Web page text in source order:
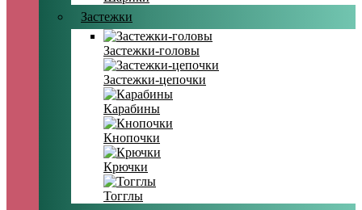
Застежки
Застежки-головы
Застежки-цепочки
Карабины
Кнопочки
Крючки
Тогглы